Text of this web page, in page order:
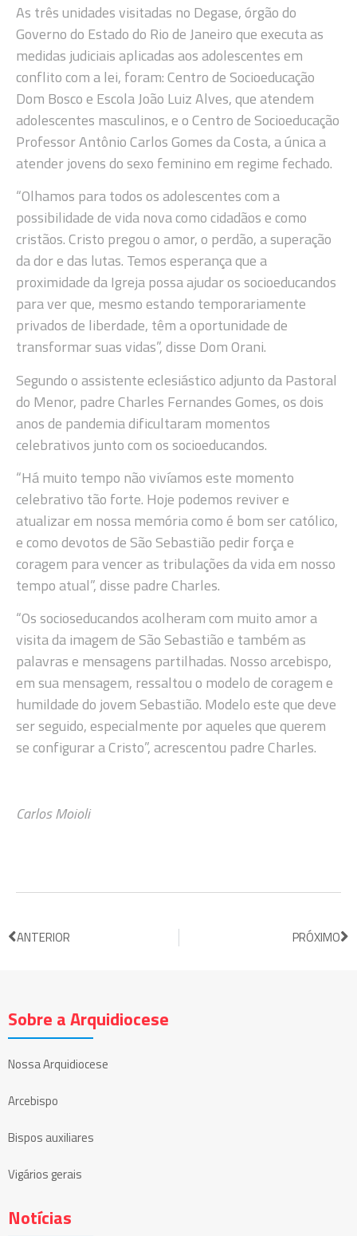
As três unidades visitadas no Degase, órgão do
Governo do Estado do Rio de Janeiro que executa as
medidas judiciais aplicadas aos adolescentes em
conflito com a lei, foram: Centro de Socioeducação
Dom Bosco e Escola João Luiz Alves, que atendem
adolescentes masculinos, e o Centro de Socioeducação
Professor Antônio Carlos Gomes da Costa, a única a
atender jovens do sexo feminino em regime fechado.
“Olhamos para todos os adolescentes com a
possibilidade de vida nova como cidadãos e como
cristãos. Cristo pregou o amor, o perdão, a superação
da dor e das lutas. Temos esperança que a
proximidade da Igreja possa ajudar os socioeducandos
para ver que, mesmo estando temporariamente
privados de liberdade, têm a oportunidade de
transformar suas vidas”, disse Dom Orani.
Segundo o assistente eclesiástico adjunto da Pastoral
do Menor, padre Charles Fernandes Gomes, os dois
anos de pandemia dificultaram momentos
celebrativos junto com os socioeducandos.
“Há muito tempo não vivíamos este momento
celebrativo tão forte. Hoje podemos reviver e
atualizar em nossa memória como é bom ser católico,
e como devotos de São Sebastião pedir força e
coragem para vencer as tribulações da vida em nosso
tempo atual”, disse padre Charles.
“Os socioseducandos acolheram com muito amor a
visita da imagem de São Sebastião e também as
palavras e mensagens partilhadas. Nosso arcebispo,
em sua mensagem, ressaltou o modelo de coragem e
humildade do jovem Sebastião. Modelo este que deve
ser seguido, especialmente por aqueles que querem
se configurar a Cristo”, acrescentou padre Charles.
Carlos Moioli
ANTERIOR PRÓXIMO
Sobre a Arquidiocese
Nossa Arquidiocese
Arcebispo
Bispos auxiliares
Vigários gerais
Notícias